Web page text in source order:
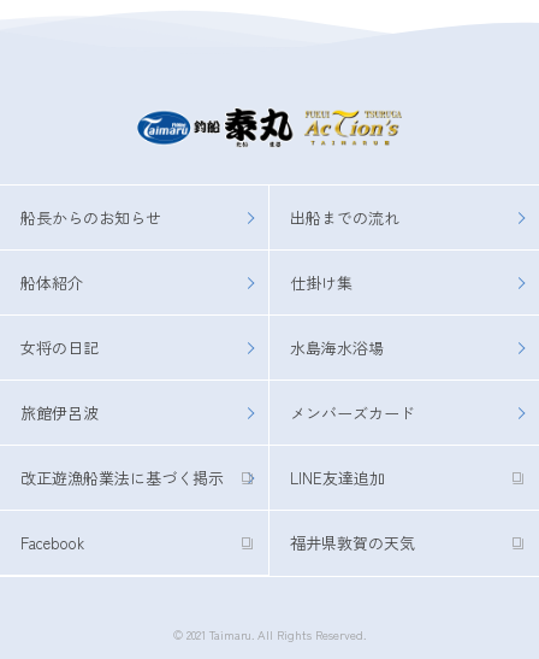
船長からのお知らせ 出船までの流れ
船体紹介 仕掛け集
女将の日記 水島海水浴場
旅館伊呂波 メンバーズカード
改正遊漁船業法に基づく掲示 LINE友達追加
Facebook 福井県敦賀の天気
© 2021 Taimaru. All Rights Reserved.